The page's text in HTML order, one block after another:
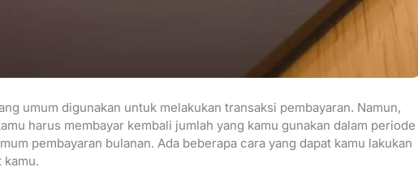
umum digunakan untuk melakukan transaksi pembayaran. Namun,
harus membayar kembali jumlah yang kamu gunakan dalam periode
pembayaran bulanan. Ada beberapa cara yang dapat kamu lakukan
kamu.